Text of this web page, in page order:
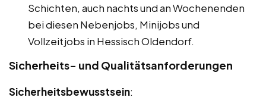
Schichten, auch nachts und an Wochenenden
bei diesen Nebenjobs, Minijobs und
Vollzeitjobs in Hessisch Oldendorf.
Sicherheits- und Qualitätsanforderungen
Sicherheitsbewusstsein: